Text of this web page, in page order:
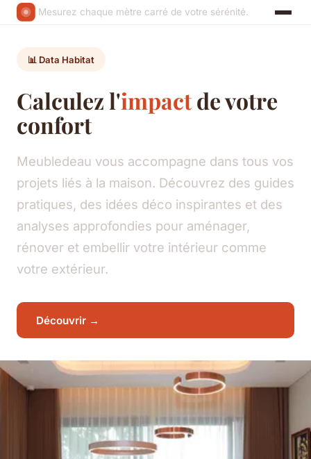
Mesurez chaque mètre carré de votre sérénité.
📊 Data Habitat
Calculez l'impactde votre
confort
Meubledeau vous accompagne dans tous vos
projets liés à la maison. Découvrez des guides
pratiques, des idées déco inspirantes et des
analyses approfondies pour aménager,
rénover et embellir votre intérieur comme
votre extérieur.
Découvrir →